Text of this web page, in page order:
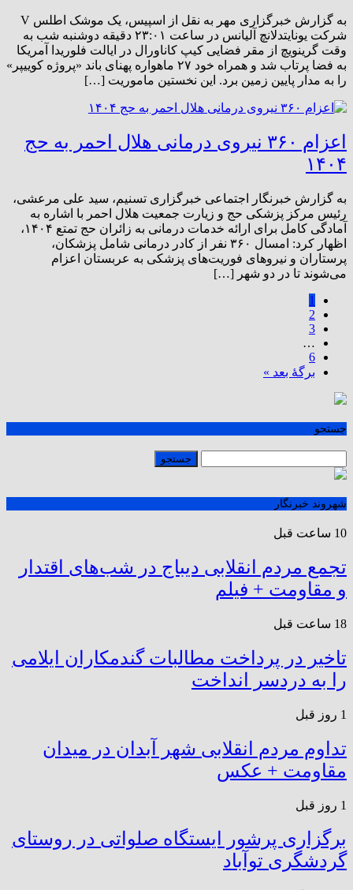
به گزارش خبرگزاری مهر به نقل از اسپیس، یک موشک اطلس V
شرکت یونایتدلانچ آلیانس در ساعت ۲۳:۰۱ دقیقه دوشنبه شب به
وقت گرینویچ از مقر فضایی کیپ کاناورال در ایالت فلوریدا آمریکا
به فضا پرتاب شد و همراه خود ۲۷ ماهواره پهنای باند «پروژه کوییپر»
را به مدار پایین زمین برد. این نخستین ماموریت […]
اعزام ۳۶۰ نیروی درمانی هلال احمر به حج
۱۴۰۴
به گزارش خبرنگار اجتماعی خبرگزاری تسنیم، سید علی مرعشی،
رئیس مرکز پزشکی حج و زیارت جمعیت هلال احمر با اشاره به
آمادگی کامل برای ارائه خدمات درمانی به زائران حج تمتع ۱۴۰۴،
اظهار کرد: امسال ۳۶۰ نفر از کادر درمانی شامل پزشکان،
پرستاران و نیروهای فوریت‌های پزشکی به عربستان اعزام
می‌شوند تا در دو شهر […]
1
2
3
…
6
برگهٔ بعد »
جستجو
شهروند خبرنگار
10 ساعت قبل
تجمع مردم انقلابی دیباج در شب‌های اقتدار
و مقاومت + فیلم
18 ساعت قبل
تاخیر در پرداخت مطالبات گندمکاران ایلامی
را به دردسر انداخت
1 روز قبل
تداوم مردم انقلابی شهر آبدان در میدان
مقاومت + عکس
1 روز قبل
برگزاری پرشور ایستگاه صلواتی در روستای
گردشگری توآباد